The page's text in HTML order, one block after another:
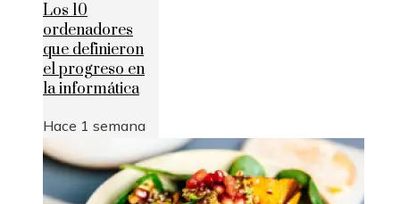
Los 10
ordenadores
que definieron
el progreso en
la informática
Hace 1 semana